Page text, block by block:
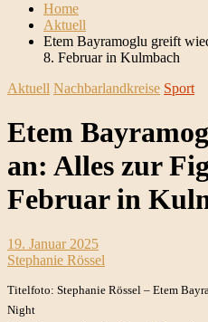
Home
Aktuell
Etem Bayramoglu greift
8. Februar in Kulmbach
Aktuell Nachbarlandkreise Sport
Etem
an: Alles zur
Februar in
19. Januar 2025
Stephanie Rössel
Titelfoto: Stephanie Rössel – Etem
Night